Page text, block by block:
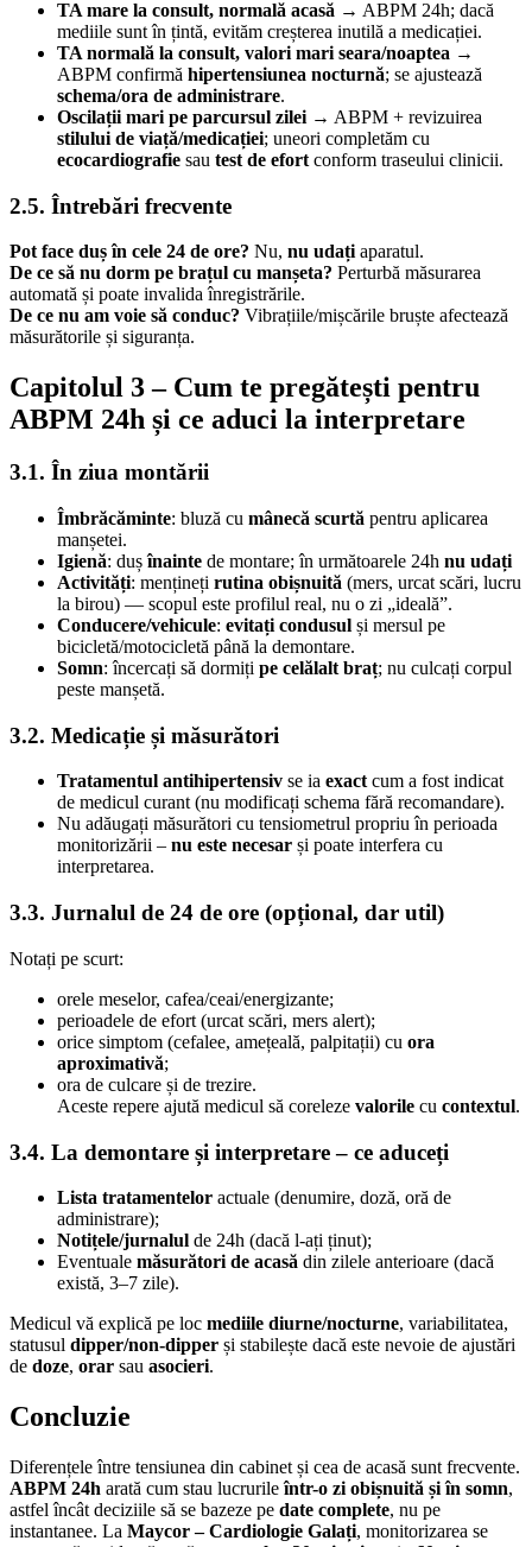
TA mare la consult, normală acasă → ABPM 24h; dacă
mediile sunt în țintă, evităm creșterea inutilă a medicației.
TA normală la consult, valori mari seara/noaptea →
ABPM confirmă hipertensiunea nocturnă; se ajustează
schema/ora de administrare.
Oscilații mari pe parcursul zilei → ABPM + revizuirea
stilului de viață/medicației; uneori completăm cu
ecocardiografie sau test de efort conform traseului clinicii.
2.5. Întrebări frecvente
Pot face duș în cele 24 de ore? Nu, nu udațiaparatul.
De ce să nu dorm pe brațul cu manșeta? Perturbă măsurarea
automată și poate invalida înregistrările.
De ce nu am voie să conduc? Vibrațiile/mișcările bruște afectează
măsurătorile și siguranța.
Capitolul 3 – Cum te pregătești pentru
ABPM 24h și ce aduci la interpretare
3.1. În ziua montării
Îmbrăcăminte: bluză cu mânecă scurtă pentru aplicarea
manșetei.
Igienă: dușînainte de montare; în următoarele 24h nu udați
Activități: mențineți rutina obișnuită (mers, urcat scări, lucru
la birou) — scopul este profilul real, nu o zi „ideală”.
Conducere/vehicule: evitați condusul și mersul pe
bicicletă/motocicletă până la demontare.
Somn: încercați să dormiți pe celălalt braț; nu culcați corpul
peste manșetă.
3.2. Medicație și măsurători
Tratamentul antihipertensiv se ia exactcum a fost indicat
de medicul curant (nu modificați schema fără recomandare).
Nu adăugați măsurători cu tensiometrul propriu în perioada
monitorizării – nu este necesar și poate interfera cu
interpretarea.
3.3. Jurnalul de 24 de ore (opțional, dar util)
Notați pe scurt:
orele meselor, cafea/ceai/energizante;
perioadele de efort (urcat scări, mers alert);
orice simptom (cefalee, amețeală, palpitații) cu ora
aproximativă;
ora de culcare și de trezire.
Aceste repere ajută medicul să coreleze valorile cu contextul.
3.4. La demontare și interpretare – ce aduceți
Lista tratamentelor actuale (denumire, doză, oră de
administrare);
Notițele/jurnalul de 24h (dacă l-ați ținut);
Eventuale măsurători de acasă din zilele anterioare (dacă
există, 3–7 zile).
Medicul vă explică pe loc mediile diurne/nocturne, variabilitatea,
statusul dipper/non-dipper și stabilește dacă este nevoie de ajustări
de doze, orar sau asocieri.
Concluzie
Diferențele între tensiunea din cabinet și cea de acasă sunt frecvente.
ABPM 24h arată cum stau lucrurileîntr-o zi obișnuită și în somn,
astfel încât deciziile să se bazeze pe date complete, nu pe
instantanee. La Maycor – Cardiologie Galați, monitorizarea se